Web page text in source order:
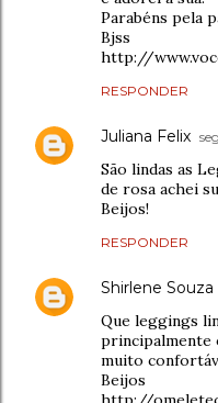
Parabéns pela
Bjss
http://
RESPONDER
Juliana Felix
São lindas as
de rosa achei
Beijos!
RESPONDER
Shirlene Souza
Que leggings
principalmente
muito
Beijos